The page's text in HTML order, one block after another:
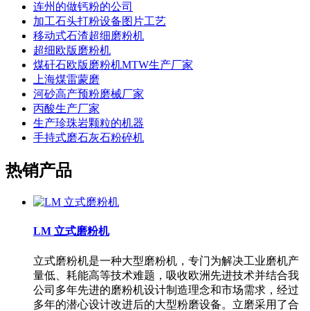
连州的做钙粉的公司
加工石头打粉设备图片工艺
移动式石渣超细磨粉机
超细欧版磨粉机
煤矸石欧版磨粉机MTW生产厂家
上海煤雷蒙磨
河砂高产预粉磨械厂家
丙酸生产厂家
生产珍珠岩颗粒的机器
手持式磨石灰石粉碎机
热销产品
LM 立式磨粉机
立式磨粉机是一种大型磨粉机，专门为解决工业磨机产
量低、耗能高等技术难题，吸收欧洲先进技术并结合我
公司多年先进的磨粉机设计制造理念和市场需求，经过
多年的潜心设计改进后的大型粉磨设备。立磨采用了合